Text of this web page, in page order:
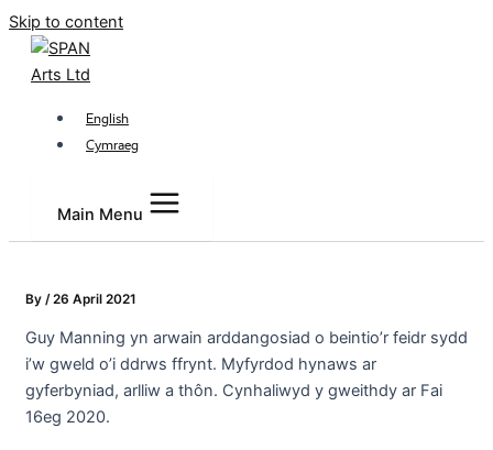
Skip to content
English
Cymraeg
Main Menu
By /26 April 2021
Guy Manning yn arwain arddangosiad o beintio’r feidr sydd
i’w gweld o’i ddrws ffrynt. Myfyrdod hynaws ar
gyferbyniad, arlliw a thôn. Cynhaliwyd y gweithdy ar Fai
16eg 2020.